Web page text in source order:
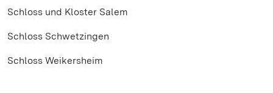
Schloss und Kloster Salem
Schloss Schwetzingen
Schloss Weikersheim